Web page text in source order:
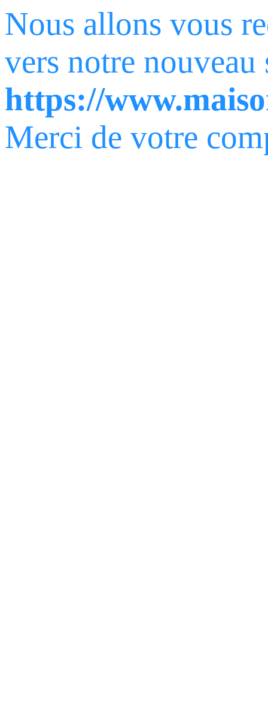
Nous allons vous
vers notre nouveau
https://
Merci de votre